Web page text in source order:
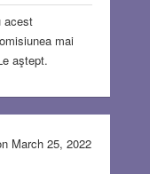
acest
mai
aştept.
March 25, 2022